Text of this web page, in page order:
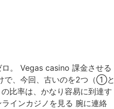
。 Vegas casino 課金させる
で、今回、古いのを2つ（①と
比率は、かなり容易に到達す
インカジノを見る 腕に連絡